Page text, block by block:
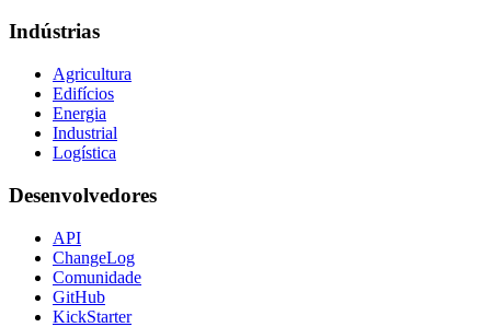
Indústrias
Agricultura
Edifícios
Energia
Industrial
Logística
Desenvolvedores
API
ChangeLog
Comunidade
GitHub
KickStarter